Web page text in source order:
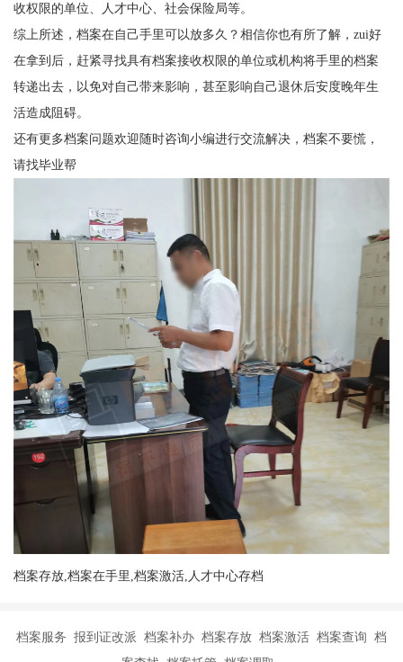
收权限的单位、人才中心、 社会保险局等。
综上所述，档案在自己手里可以放多久？相信你也有所了解， zui好
在拿到后，赶紧寻找具有档案接收权限的单位或机构将手里的档案
转递出去，以免对自己带来影响，甚至影响自己退休后安度晚年生
活造成阻碍。
还有更多档案问题欢迎随时咨询小编进行交流解决，档案不要慌，
请找毕业帮
档案存放,档案在手里,档案激活,人才中心存档
档案服务 报到证改派 档案补办 档案存放 档案激活 档案查询 档